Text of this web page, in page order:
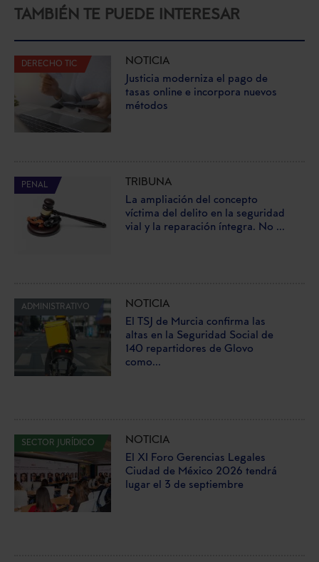
TAMBIÉN TE PUEDE INTERESAR
DERECHO TIC
NOTICIA
Justicia moderniza el pago de
tasas online e incorpora nuevos
métodos
PENAL
TRIBUNA
La ampliación del concepto
víctima del delito en la seguridad
vial y la reparación íntegra. No ...
ADMINISTRATIVO
NOTICIA
El TSJ de Murcia confirma las
altas en la Seguridad Social de
140 repartidores de Glovo
como...
SECTOR JURÍDICO
NOTICIA
El XI Foro Gerencias Legales
Ciudad de México 2026 tendrá
lugar el 3 de septiembre